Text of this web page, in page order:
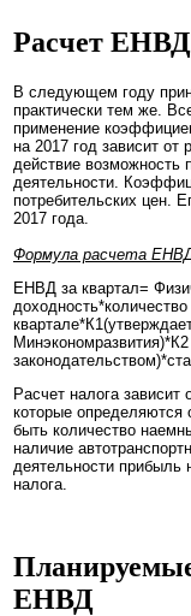
Расчет ЕНВД
В следующем году
практически тем же.
применение
на 2017 год зависит
действие возможность
деятельности.
потребительских цен.
2017 года.
Формула расчета
ЕНВД за квартал=
Расчет налога зависит
которые определяются
быть количество
наличие
деятельности прибыль
налога.
ЕНВД